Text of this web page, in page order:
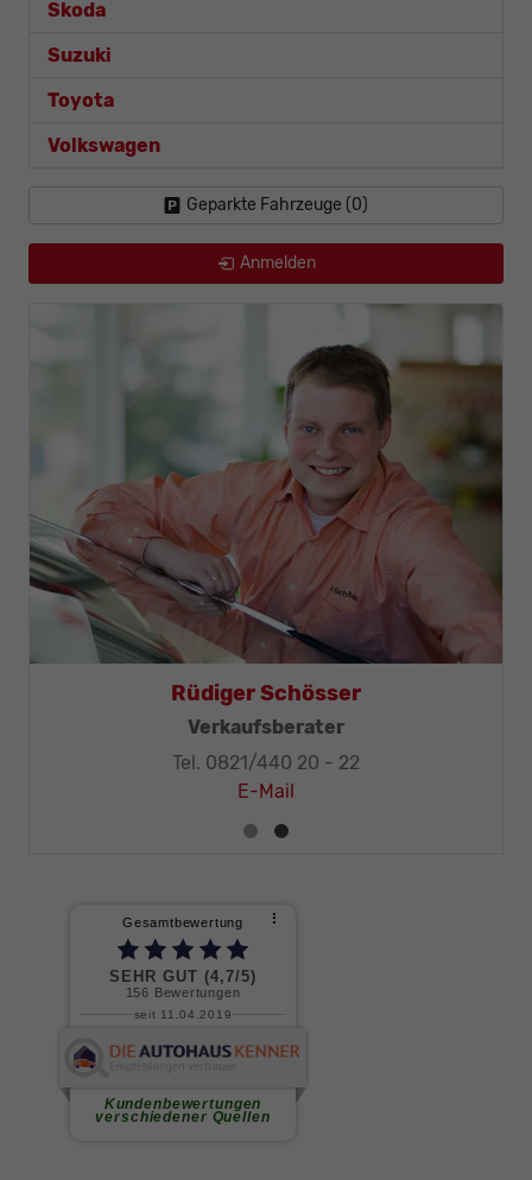
Skoda
Suzuki
Toyota
Volkswagen
Geparkte Fahrzeuge (0)
Anmelden
Rüdiger Schösser
Verkaufsberater
Tel. 0821/440 20 - 22
E-Mail